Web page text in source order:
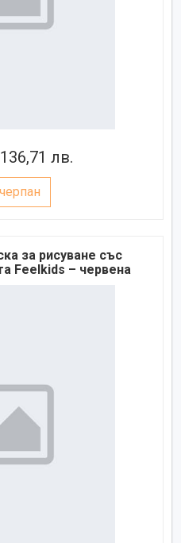
лв.
за рисуване със
Feelkids – червена